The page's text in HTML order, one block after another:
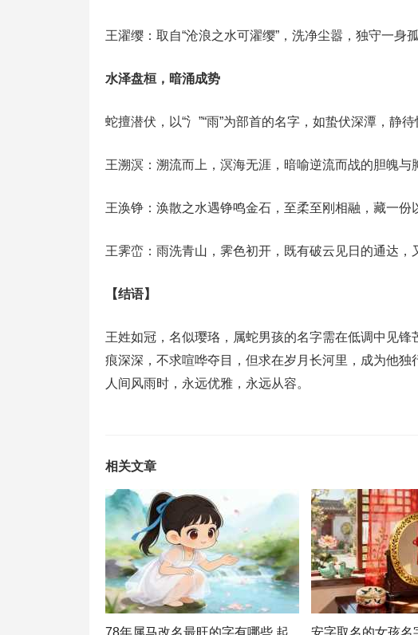
王濯缨：取自“沧浪之水可濯缨”，洗净尘嚣，独守一身孤
水泽盘桓，暗涌成势
蛇擅潜伏，以“氵”“雨”为部首的名字，如蛰伏深潭，静待
王溯溟：溯流而上，溟海无涯，暗喻逆流而战的胆魄与
王涣铮：涣散之水遇铮鸣金石，至柔至刚相融，藏一份
王霁峦：雨洗青山，霁色初开，既有破云见日的通达，
【结语】
王姓如冠，名似璎珞，属蛇男孩的名字需在低调中见
痕深深，不求喧哗夺目，但求在岁月长河里，成为他
人间风雨时，永远优雅，永远从容。
相关文章
78年属马改名最旺的字有哪些 起 安字取名的女孩名